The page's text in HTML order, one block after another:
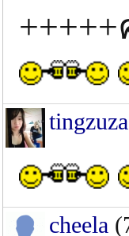
tingzuza
cheela